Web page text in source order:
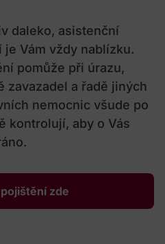
daleko, asistenční
je Vám vždy nablízku.
pomůže při úrazu,
zavazadel a řadě jiných
nemocnic všude po
kontrolují, aby o Vás
zde